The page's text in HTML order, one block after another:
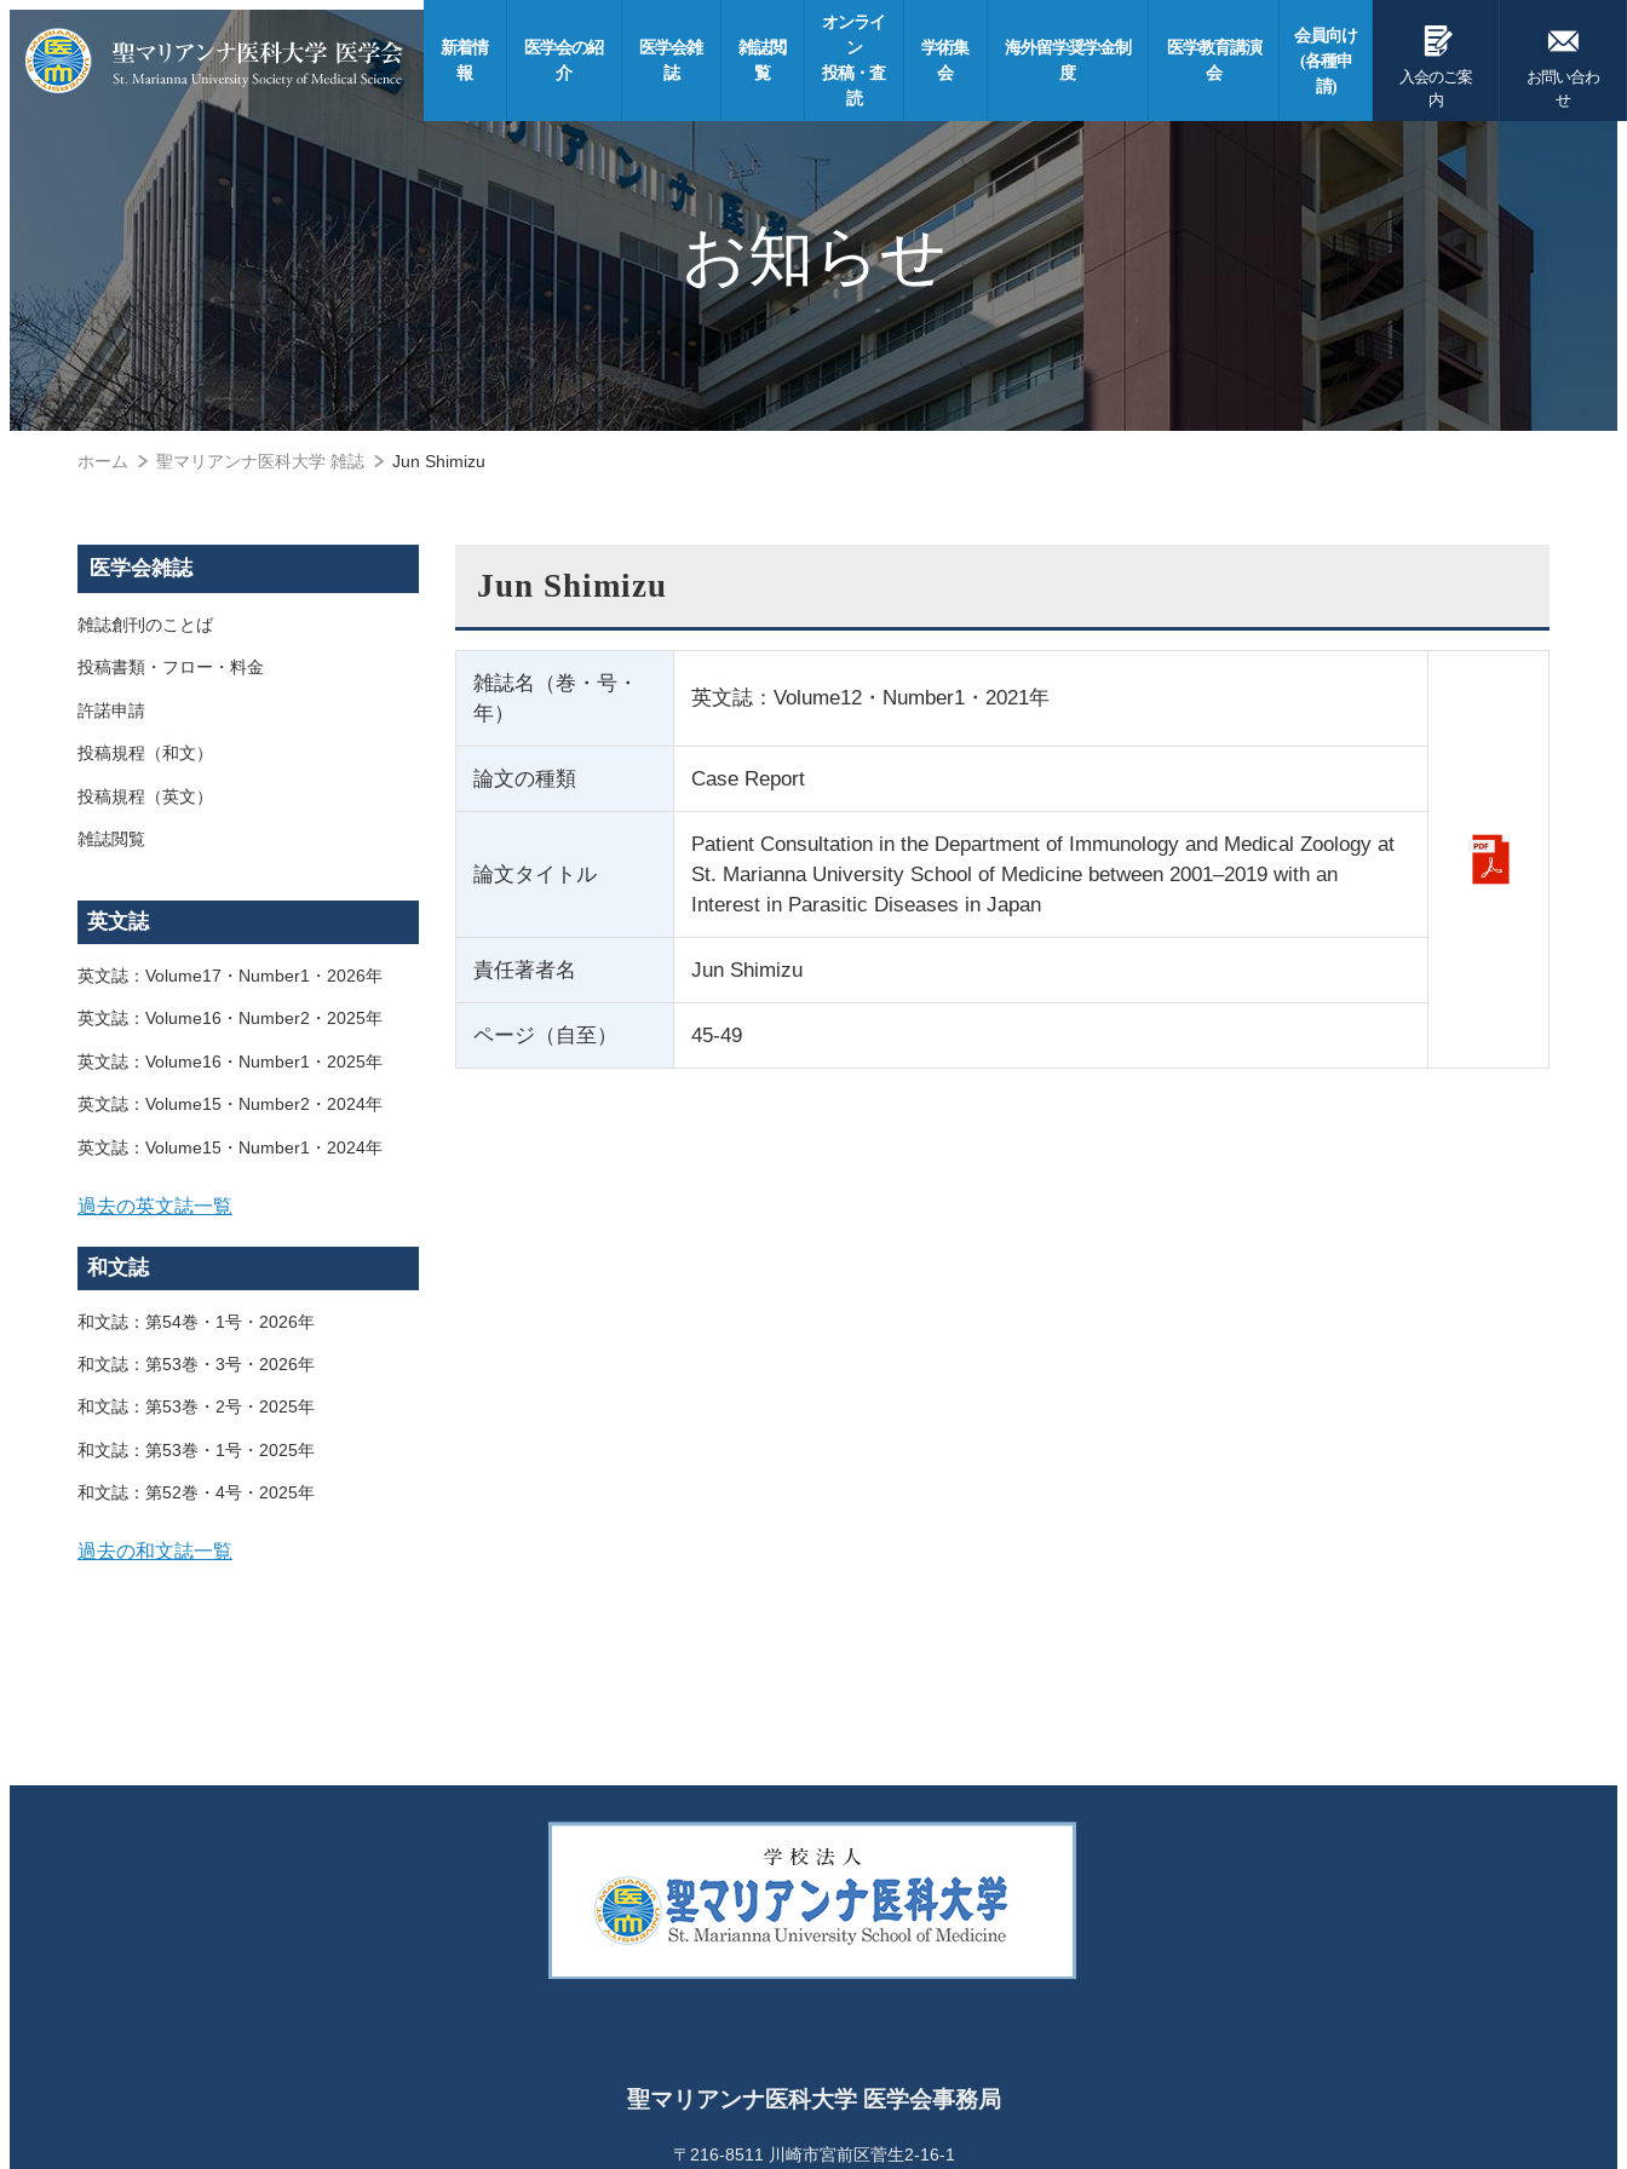
新着情
報
医学会の紹
介
医学会雑
誌
雑誌閲
覧
オンライ
ン
投稿・査
読
学術集
会
海外留学奨学金制
度
医学教育講演
会
会員向け
(各種申
請)
G
入会のご案
内
F
お問い合わ
せ
お知らせ
ホーム 聖マリアンナ医科大学 雑誌 Jun Shimizu
Jun Shimizu
雑誌名（巻・号・
年）
英文誌：Volume12・Number1・2021年
論文の種類 Case Report
論文タイトル
Patient Consultation in the Department of Immunology and Medical Zoology at
St. Marianna University School of Medicine between 2001–2019 with an
Interest in Parasitic Diseases in Japan
責任著者名 Jun Shimizu
ページ（自至） 45-49
医学会雑誌
雑誌創刊のことば
投稿書類・フロー・料金
許諾申請
投稿規程（和文）
投稿規程（英文）
雑誌閲覧
英文誌
英文誌：Volume17・Number1・2026年
英文誌：Volume16・Number2・2025年
英文誌：Volume16・Number1・2025年
英文誌：Volume15・Number2・2024年
英文誌：Volume15・Number1・2024年
過去の英文誌一覧
和文誌
和文誌：第54巻・1号・2026年
和文誌：第53巻・3号・2026年
和文誌：第53巻・2号・2025年
和文誌：第53巻・1号・2025年
和文誌：第52巻・4号・2025年
過去の和文誌一覧
聖マリアンナ医科大学 医学会事務局
〒216-8511 川崎市宮前区菅生2-16-1